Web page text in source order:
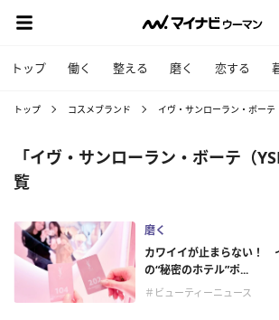
トップ 働く 整える 磨く 恋する
トップ コスメブランド イヴ・サンローラン・ボーテ
「イヴ・サンローラン・ボーテ（
覧
磨く
カワイイが止まらない！
の“秘密のホテル”ポ...
＃ビューティーニュース